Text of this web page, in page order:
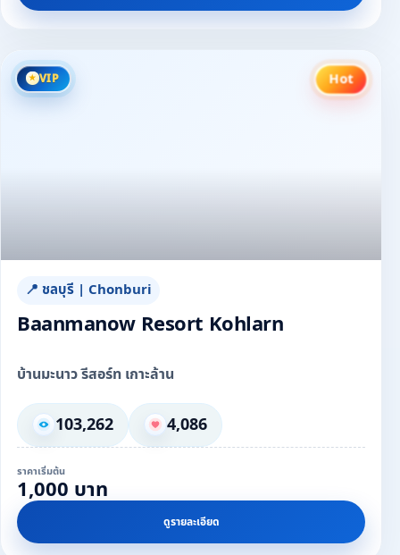
VIP Hot
📍 ชลบุรี | Chonburi
Baanmanow Resort Kohlarn
บ้านมะนาว รีสอร์ท เกาะล้าน
103,262 4,086
ราคาเริ่มต้น
1,000 บาท
ดูรายละเอียด